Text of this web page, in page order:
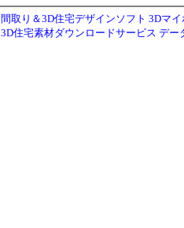
間取り＆3D住宅デザインソフト 3Dマ
3D住宅素材ダウンロードサービス デー